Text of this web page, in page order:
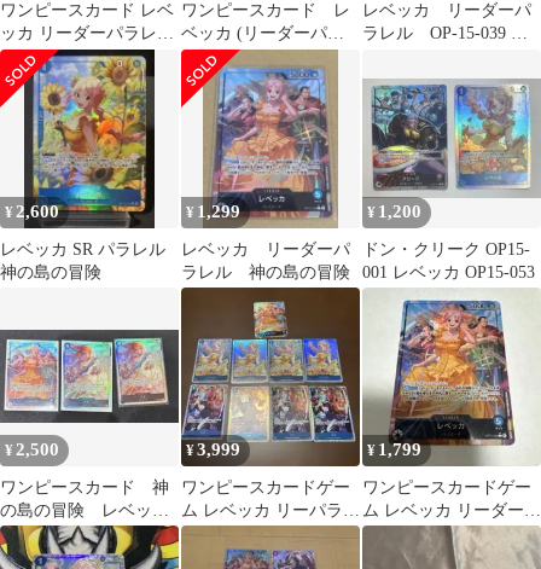
ワンピースカード レベ
ッカ リーダーパラレル
OP15-039 神の島の冒険
ワンピースカード レ
ベッカ (リーダーパラ
レル) OP15-039 神の
島の冒険
レベッカ リーダーパ
ラレル OP-15-039 神
¥ 2,600
レベッカ SR パラレル
神の島の冒険
¥ 1,299
レベッカ リーダーパ
ラレル 神の島の冒険
¥ 1,200
ドン・クリーク OP15-
001 レベッカ OP15-053
¥ 2,500
ワンピースカード 神
の島の冒険 レベッカ
リーダーパラレルセッ
ト
¥3,999
ワンピースカードゲー
ム レベッカ リーパラ1
枚SR 4枚 サボ SR 4
¥ 1,799
ワンピースカードゲー
ム レベッカ リーダーパ
ラレル OP15-039